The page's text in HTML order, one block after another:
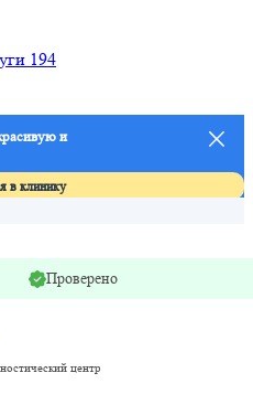
194
и
в клинику
Проверено
центр